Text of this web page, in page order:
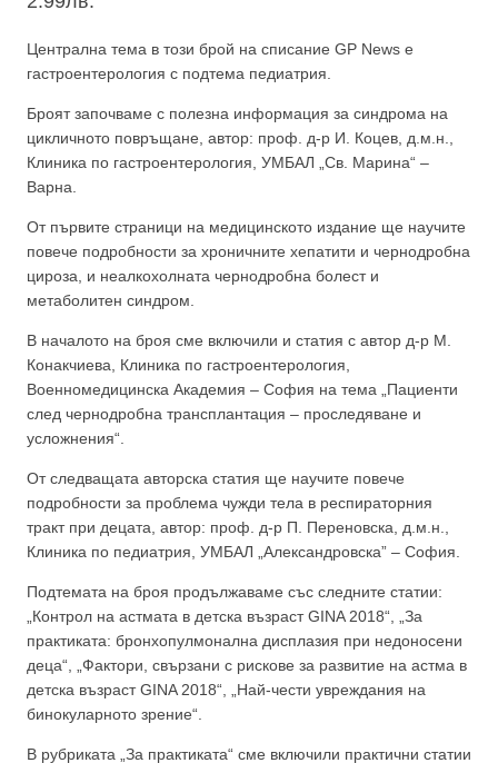
was:
1.53€.1.53€.
Централна тема в този брой на списание GP News е
гастроентерология с подтема педиатрия.
Броят започваме с полезна информация за синдрома на
цикличното повръщане, автор: проф. д-р И. Коцев, д.м.н.,
Клиника по гастроентерология, УМБАЛ „Св. Марина“ –
Варна.
От първите страници на медицинското издание ще научите
повече подробности за хроничните хепатити и чернодробна
цироза, и неалкохолната чернодробна болест и
метаболитен синдром.
В началото на броя сме включили и статия с автор д-р М.
Конакчиева, Клиника по гастроентерология,
Военномедицинска Академия – София на тема „Пациенти
след чернодробна трансплантация – проследяване и
усложнения“.
От следващата авторска статия ще научите повече
подробности за проблема чужди тела в респираторния
тракт при децата, автор: проф. д-р П. Переновска, д.м.н.,
Клиника по педиатрия, УМБАЛ „Александровска” – София.
Подтемата на броя продължаваме със следните статии:
„Контрол на астмата в детска възраст GINA 2018“, „За
практиката: бронхопулмонална дисплазия при недоносени
деца“, „Фактори, свързани с рискове за развитие на астма в
детска възраст GINA 2018“, „Най-чести увреждания на
бинокуларното зрение“.
В рубриката „За практиката“ сме включили практични статии